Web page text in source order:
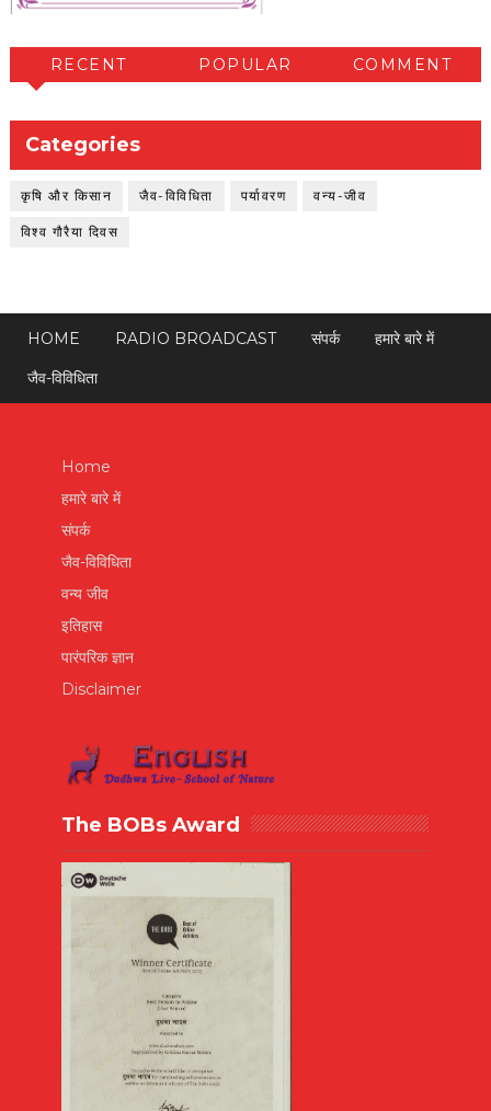
RECENT POPULAR COMMENT
Categories
कृषि और किसान जैव-विविधिता पर्यावरण वन्य-जीव
विश्व गौरैया दिवस
HOME RADIO BROADCAST संपर्क
हमारे बारे में
जैव-विविधिता
Home
हमारे बारे में
संपर्क
जैव-विविधिता
वन्य जीव
इतिहास
पारंपरिक ज्ञान
Disclaimer
The BOBs Award